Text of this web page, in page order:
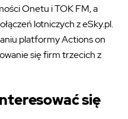
Onetu i TOK FM, a
lotniczych z eSky.pl.
platformy Actions on
się firm trzecich z
się